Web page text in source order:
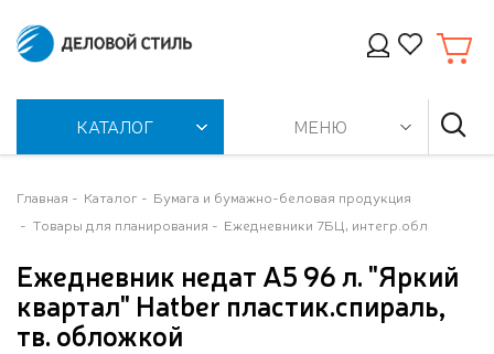
КАТАЛОГ МЕНЮ
Главная Каталог
Бумага и бумажно-беловая продукция
Товары для планирования
Ежедневники 7БЦ, интегр.обл
Ежедневник недат А5 96 л. "Яркий
квартал" Hatber пластик.спираль,
тв. обложкой